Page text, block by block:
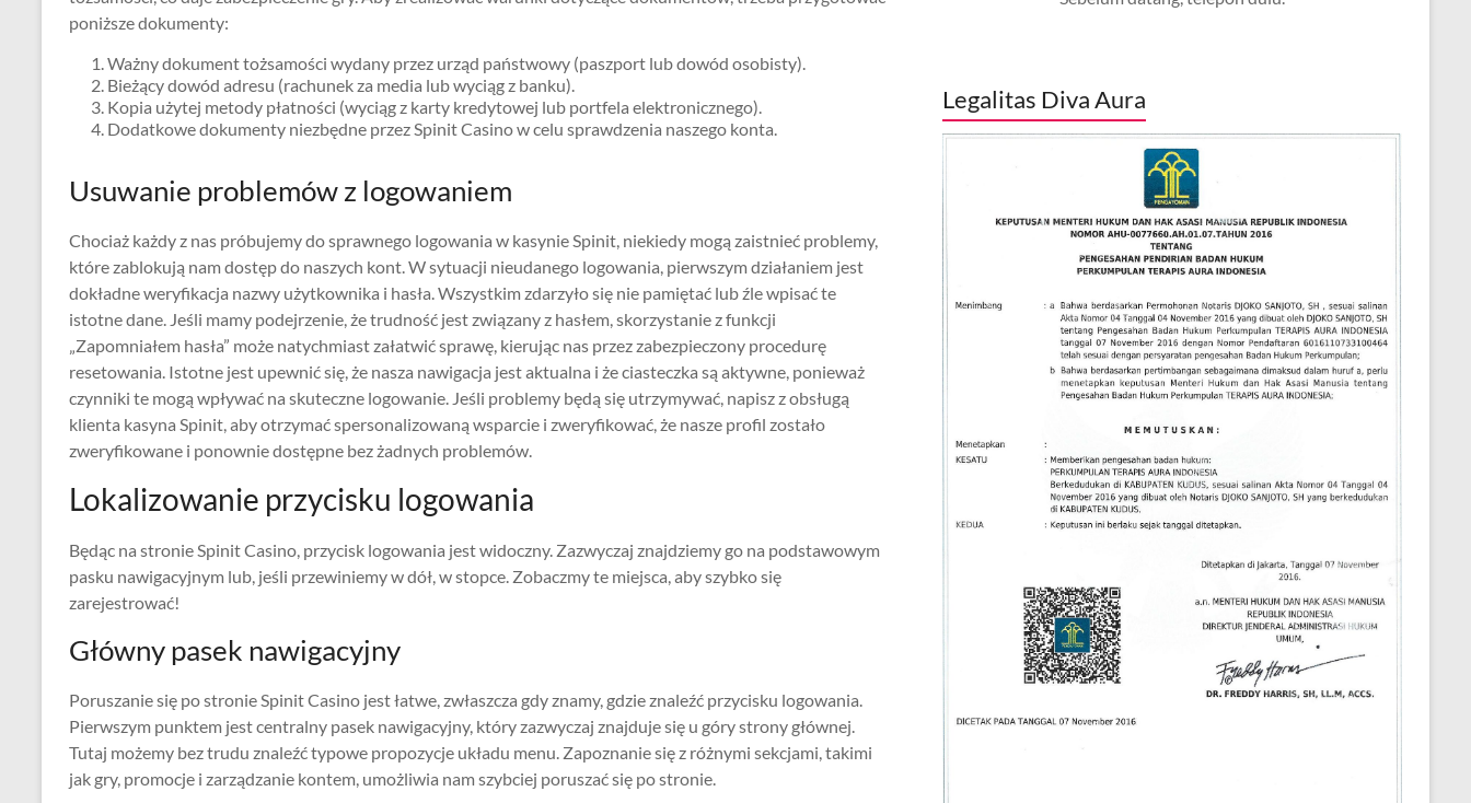
poniższe dokumenty:
Ważny dokument tożsamości wydany przez urząd państwowy (paszport lub dowód osobisty).
Bieżący dowód adresu (rachunek za media lub wyciąg z banku).
Kopia użytej metody płatności (wyciąg z karty kredytowej lub portfela elektronicznego).
Dodatkowe dokumenty niezbędne przez Spinit Casino w celu sprawdzenia naszego konta.
Usuwanie problemów z logowaniem
Chociaż każdy z nas próbujemy do sprawnego logowania w kasynie Spinit, niekiedy mogą zaistnieć problemy,
które zablokują nam dostęp do naszych kont. W sytuacji nieudanego logowania, pierwszym działaniem jest
dokładne weryfikacja nazwy użytkownika i hasła. Wszystkim zdarzyło się nie pamiętać lub źle wpisać te
istotne dane. Jeśli mamy podejrzenie, że trudność jest związany z hasłem, skorzystanie z funkcji
„Zapomniałem hasła” może natychmiast załatwić sprawę, kierując nas przez zabezpieczony procedurę
resetowania. Istotne jest upewnić się, że nasza nawigacja jest aktualna i że ciasteczka są aktywne, ponieważ
czynniki te mogą wpływać na skuteczne logowanie. Jeśli problemy będą się utrzymywać, napisz z obsługą
klienta kasyna Spinit, aby otrzymać spersonalizowaną wsparcie i zweryfikować, że nasze profil zostało
zweryfikowane i ponownie dostępne bez żadnych problemów.
Lokalizowanie przycisku logowania
Będąc na stronie Spinit Casino, przycisk logowania jest widoczny. Zazwyczaj znajdziemy go na podstawowym
pasku nawigacyjnym lub, jeśli przewiniemy w dół, w stopce. Zobaczmy te miejsca, aby szybko się
zarejestrować!
Główny pasek nawigacyjny
Poruszanie się po stronie Spinit Casino jest łatwe, zwłaszcza gdy znamy, gdzie znaleźć przycisku logowania.
Pierwszym punktem jest centralny pasek nawigacyjny, który zazwyczaj znajduje się u góry strony głównej.
Tutaj możemy bez trudu znaleźć typowe propozycje układu menu. Zapoznanie się z różnymi sekcjami, takimi
jak gry, promocje i zarządzanie kontem, umożliwia nam szybciej poruszać się po stronie.
Legalitas Diva Aura